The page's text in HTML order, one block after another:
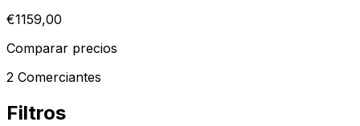
€1159,00
Comparar precios
2 Comerciantes
Filtros